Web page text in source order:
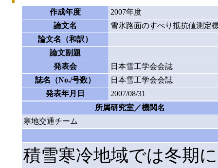
作成年度
2007年度
論文名
雪氷路面のすべり抵抗値測定
論文名（和訳）
論文副題
発表会
日本雪工学会会誌
誌名（No./号数）
日本雪工学会会誌
発表年月日
2007/08/31
所属研究室／機関名
寒地交通チーム
積雪寒冷地域では冬期